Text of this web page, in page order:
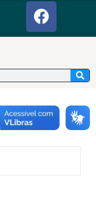
F
a
c
b
o
k